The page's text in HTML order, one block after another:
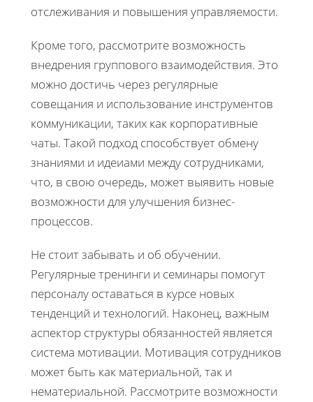
отслеживания и повышения управляемости.
Кроме того, рассмотрите возможность
внедрения группового взаимодействия. Это
можно достичь через регулярные
совещания и использование инструментов
коммуникации, таких как корпоративные
чаты. Такой подход способствует обмену
знаниями и идеиами между сотрудниками,
что, в свою очередь, может выявить новые
возможности для улучшения бизнес-
процессов.
Не стоит забывать и об обучении.
Регулярные тренинги и семинары помогут
персоналу оставаться в курсе новых
тенденций и технологий. Наконец, важным
аспектор структуры обязанностей является
система мотивации. Мотивация сотрудников
может быть как материальной, так и
нематериальной. Рассмотрите возможности